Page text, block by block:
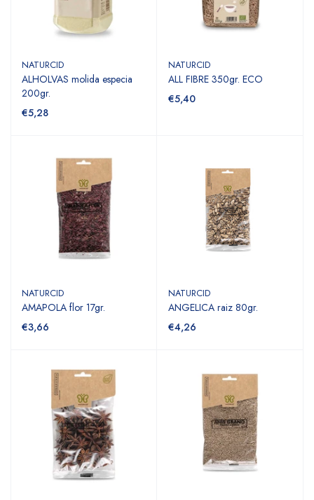
NATURCID
ALHOLVAS molida especia
200gr.
€5,28
NATURCID
ALL FIBRE 350gr. ECO
€5,40
NATURCID
AMAPOLA flor 17gr.
€3,66
NATURCID
ANGELICA raiz 80gr.
€4,26